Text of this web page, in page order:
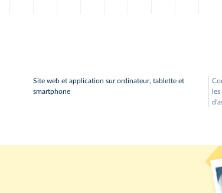
Site web et application sur ordinateur, tablette et
smartphone